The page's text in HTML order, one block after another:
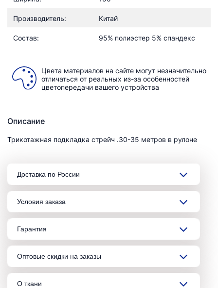
Производитель: Китай
Состав: 95% полиэстер 5% спандекс
Цвета материалов на сайте могут незначительно
отличаться от реальных из-за особенностей
цветопередачи вашего устройства
Описание
Трикотажная подкладка стрейч .30-35 метров в рулоне
Доставка по России
Условия заказа
Гарантия
Оптовые скидки на заказы
О ткани